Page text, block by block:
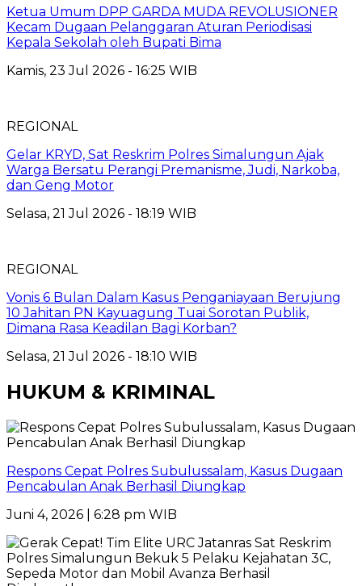
Ketua Umum DPP GARDA MUDA REVOLUSIONER
Kecam Dugaan Pelanggaran Aturan Periodisasi
Kepala Sekolah oleh Bupati Bima
Kamis, 23 Jul 2026 - 16:25 WIB
REGIONAL
Gelar KRYD, Sat Reskrim Polres Simalungun Ajak
Warga Bersatu Perangi Premanisme, Judi, Narkoba,
dan Geng Motor
Selasa, 21 Jul 2026 - 18:19 WIB
REGIONAL
Vonis 6 Bulan Dalam Kasus Penganiayaan Berujung
10 Jahitan PN Kayuagung Tuai Sorotan Publik,
Dimana Rasa Keadilan Bagi Korban?
Selasa, 21 Jul 2026 - 18:10 WIB
HUKUM & KRIMINAL
Respons Cepat Polres Subulussalam, Kasus Dugaan
Pencabulan Anak Berhasil Diungkap
Juni 4, 2026 | 6:28 pm WIB